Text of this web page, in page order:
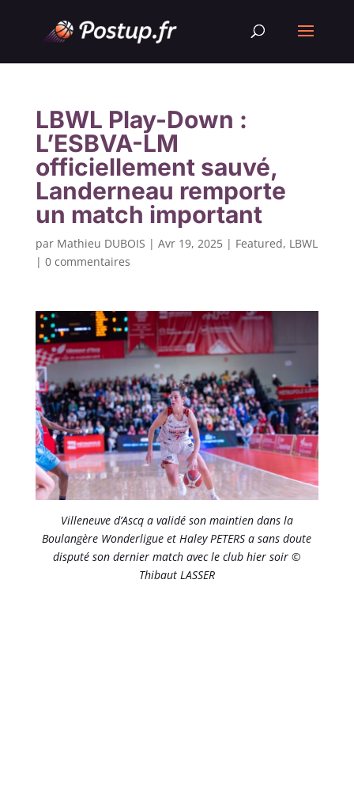
LBWL Play-Down :
L’ESBVA-LM
officiellement sauvé,
Landerneau remporte
un match important
par Mathieu DUBOIS | Avr 19, 2025| Featured, LBWL
| 0 commentaires
Villeneuve d’Ascq a validé son maintien dans la
Boulangère Wonderligue et Haley PETERS a sans doute
disputé son dernier match avec le club hier soir ©
Thibaut LASSER